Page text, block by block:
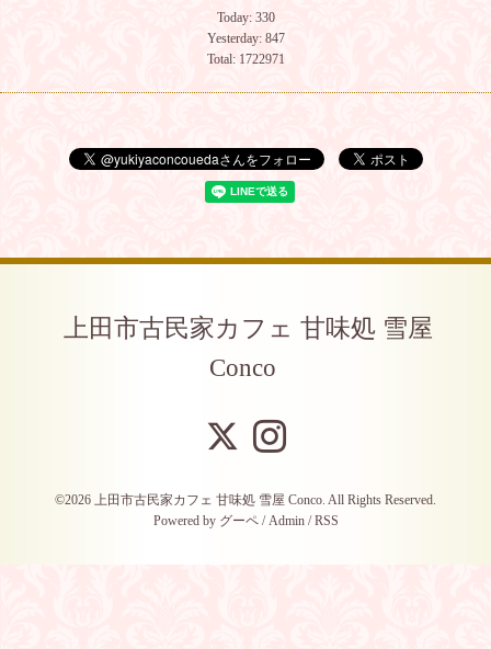
Today: 330
Yesterday: 847
Total: 1722971
上田市古民家カフェ 甘味処 雪屋
Conco
©2026 上田市古民家カフェ 甘味処 雪屋 Conco. All Rights Reserved.
Powered by グーペ/Admin /RSS